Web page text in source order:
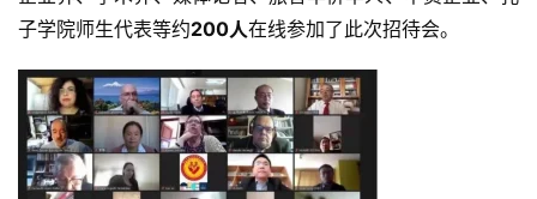
子学院师生代表等约200人在线参加了此次招待会。